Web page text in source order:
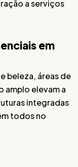
a serviços
em
beleza, áreas de
amplo elevam a
integradas
todos no